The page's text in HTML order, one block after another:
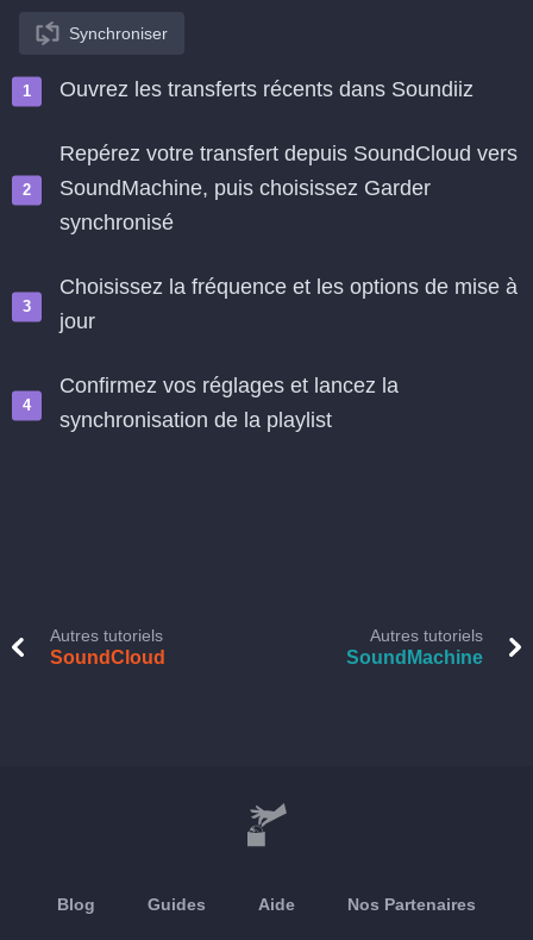
Synchroniser
Ouvrez les transferts récents dans Soundiiz
Repérez votre transfert depuis SoundCloud vers
SoundMachine, puis choisissez Garder
synchronisé
Choisissez la fréquence et les options de mise à
jour
Confirmez vos réglages et lancez la
synchronisation de la playlist
Autres tutoriels
SoundCloud
Autres tutoriels
SoundMachine
Blog Guides Aide Nos Partenaires